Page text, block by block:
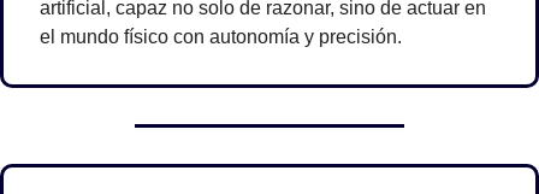
artificial, capaz no solo de razonar, sino de actuar en
el mundo físico con autonomía y precisión.